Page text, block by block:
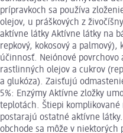
prípravkoch sa používa
olejov, u práškových z
aktívne látky Aktívne látky na
repkový, kokosový a
účinnosť. Neiónové povrchovo
rastlinných olejov a cukrov
a glukóza). Zaisťujú
5%: Enzýmy Aktívne zložky
teplotách. Štiepi
postarajú ostatné aktívne
obchode sa môže v